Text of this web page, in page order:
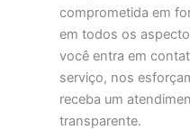
comprometida em
em todos os
você entra em
serviço, nos
receba um
transparente.